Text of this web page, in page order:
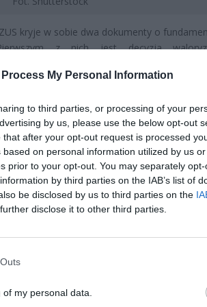
Process My Personal Information
to third parties, or processing of your
by us, please use the below opt-out
after your opt-out request is processed
on personal information utilized by us
prior to your opt-out. You may separately
by third parties on the IAB’s list of
be disclosed by us to third parties on the
disclose it to other third parties.
my personal data.
kryje w sobie dwa dokumenty o
z nich jest decyzja
Seniorzy znajdą tu nie tylko kwotę
netto.
ad